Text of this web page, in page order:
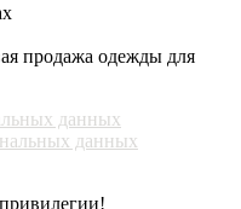
продажа одежды для
данных
данных